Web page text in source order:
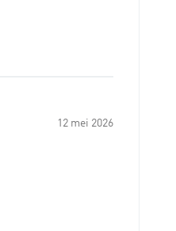
12 mei 2026